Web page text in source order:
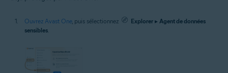
Ouvrez Avast One, puis sélectionnez Explorer ▸ Agent de données
sensibles.